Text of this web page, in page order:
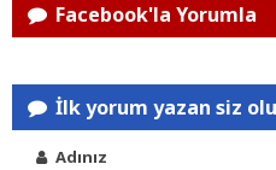
Facebook'la Yorumla
İlk yorum yazan siz
Adınız